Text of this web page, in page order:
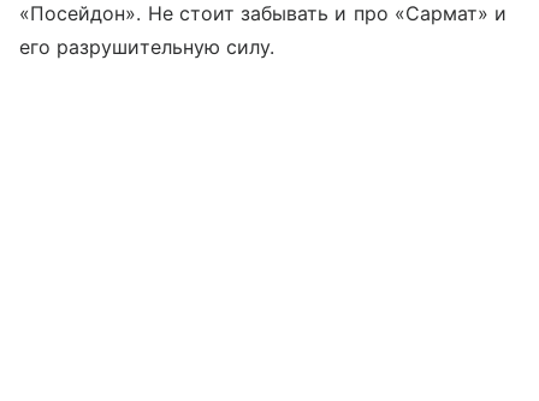
«Посейдон». Не стоит забывать и про «Сармат» и
его разрушительную силу.